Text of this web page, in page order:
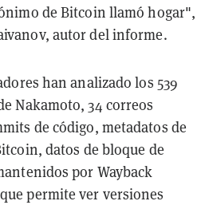
de Bitcoin llamó hogar",
autor del informe.
han analizado los 539
Nakamoto, 34 correos
de código, metadatos de
datos de bloque de
por Wayback
permite ver versiones